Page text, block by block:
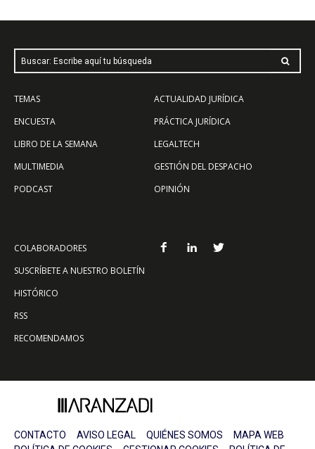
Buscar: Escribe aquí tu búsqueda
TEMAS
ENCUESTA
LIBRO DE LA SEMANA
MULTIMEDIA
PODCAST
ACTUALIDAD JURÍDICA
PRÁCTICA JURÍDICA
LEGALTECH
GESTIÓN DEL DESPACHO
OPINIÓN
COLABORADORES
SUSCRÍBETE A NUESTRO BOLETÍN
HISTÓRICO
RSS
RECOMENDAMOS
CONTACTO AVISO LEGAL QUIÉNES SOMOS
MAPA WEB